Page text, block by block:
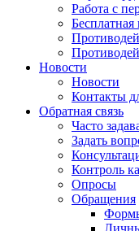
Работа с
Новости
Новости
Контакты
Обратная связь
Часто
Задать
Контроль
Опросы
Обращения